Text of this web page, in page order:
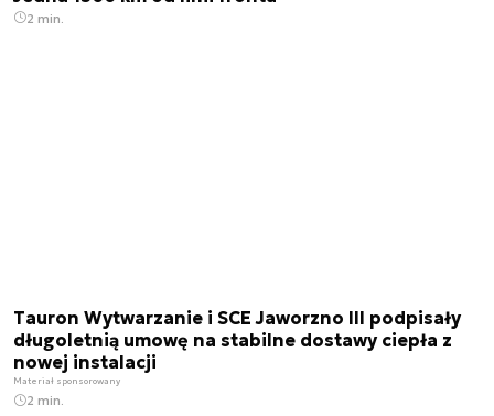
2 min.
Tauron Wytwarzanie i SCE Jaworzno III podpisały
długoletnią umowę na stabilne dostawy ciepła z
nowej instalacji
Materiał sponsorowany
2 min.